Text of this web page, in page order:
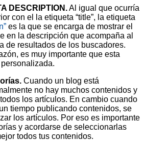
DESCRIPTION.Al igual que ocurría
con el la etiqueta “title”, la etiqueta
es la que se encarga de mostrar el
en la descripción que acompaña al
de resultados de los buscadores.
es muy importante que esta
Cuando un blog está
no hay muchos contenidos y
los artículos. En cambio cuando
tiempo publicando contenidos, se
los artículos. Por eso es importante
y acordarse de seleccionarlas
todos tus contenidos.